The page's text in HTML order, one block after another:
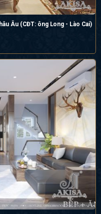
Âu (CĐT: ông Long - Lào Cai)